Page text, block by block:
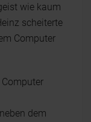
wie kaum
scheiterte
Computer
dem